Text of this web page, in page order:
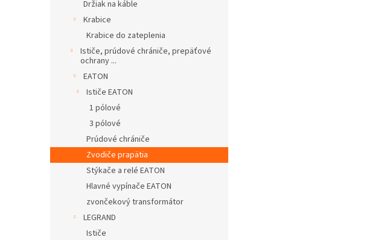
Držiak na káble
Krabice
Krabice do zateplenia
Ističe, prúdové chrániče, prepäťové
ochrany ...
EATON
Ističe EATON
1 pólové
3 pólové
Prúdové chrániče
Zvodiče prapätia
Stýkače a relé EATON
Hlavné vypínače EATON
zvončekový transformátor
LEGRAND
Ističe